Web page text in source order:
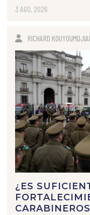
3 AGO, 2026
RICHARD
¿ES